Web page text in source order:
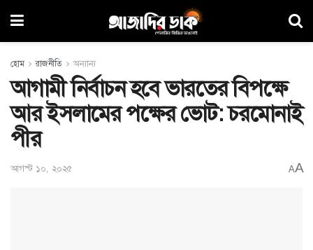
হোম রাজনীতি অন্যান্য
আগামী নির্বাচন হবে ভারতের বিপক্ষে
আর ইসলামের পক্ষের ভোট: চরমোনাই
পীর
আগস্ট ১০, ২০২৫ AA